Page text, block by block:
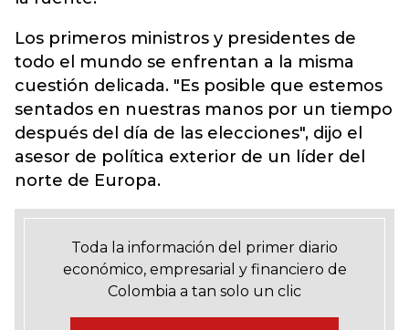
Los primeros ministros y presidentes de
todo el mundo se enfrentan a la misma
cuestión delicada. "Es posible que estemos
sentados en nuestras manos por un tiempo
después del día de las elecciones", dijo el
asesor de política exterior de un líder del
norte de Europa.
Toda la información del primer diario
económico, empresarial y financiero de
Colombia a tan solo un clic